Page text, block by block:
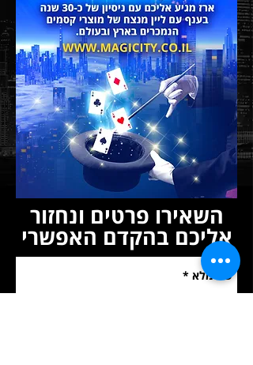
השאירו פרטים ונחזור
אליכם בהקדם האפשרי